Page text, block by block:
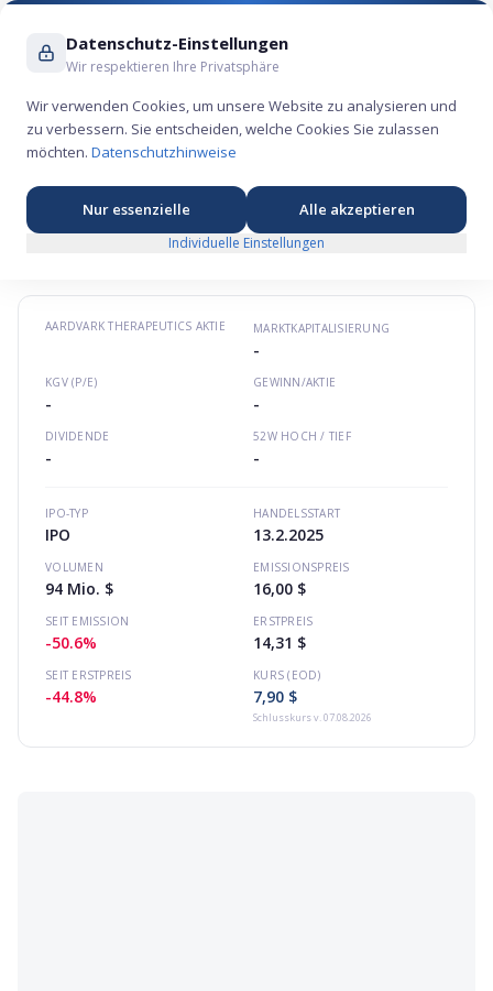
Suche ...
Aardvark Therapeutics Aktie – Gesundheits-
Börsengang 2025
Nordamerika ⚕️ aardvarktherapeutics.com
★★
AARDVARK THERAPEUTICS AKTIE MARKTKAPITALISIERUNG
-
KGV (P/E)
-
GEWINN/AKTIE
-
DIVIDENDE
-
52W HOCH / TIEF
-
IPO-TYP
IPO
HANDELSSTART
13.2.2025
VOLUMEN
94 Mio. $
EMISSIONSPREIS
16,00 $
SEIT EMISSION
-50.6%
ERSTPREIS
14,31 $
SEIT ERSTPREIS
-44.8%
KURS (EOD)
7,90 $
Schlusskursv. 07.08.2026
Datenschutz-Einstellungen
Wir respektieren Ihre Privatsphäre
Wir verwenden Cookies, um unsere Website zu analysieren und
zu verbessern. Sie entscheiden, welche Cookies Sie zulassen
möchten. Datenschutzhinweise
Nur essenzielle Alle akzeptieren
Individuelle Einstellungen